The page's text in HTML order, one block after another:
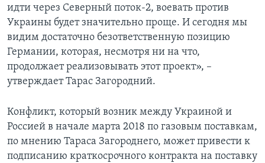
идти через Северный поток-2, воевать против
Украины будет значительно проще. И сегодня мы
видим достаточно безответственную позицию
Германии, которая, несмотря ни на что,
продолжает реализовывать этот проект», –
утверждает Тарас Загородний.
Конфликт, который возник между Украиной и
Россией в начале марта 2018 по газовым поставкам,
по мнению Тараса Загороднего, может привести к
подписанию краткосрочного контракта на поставку